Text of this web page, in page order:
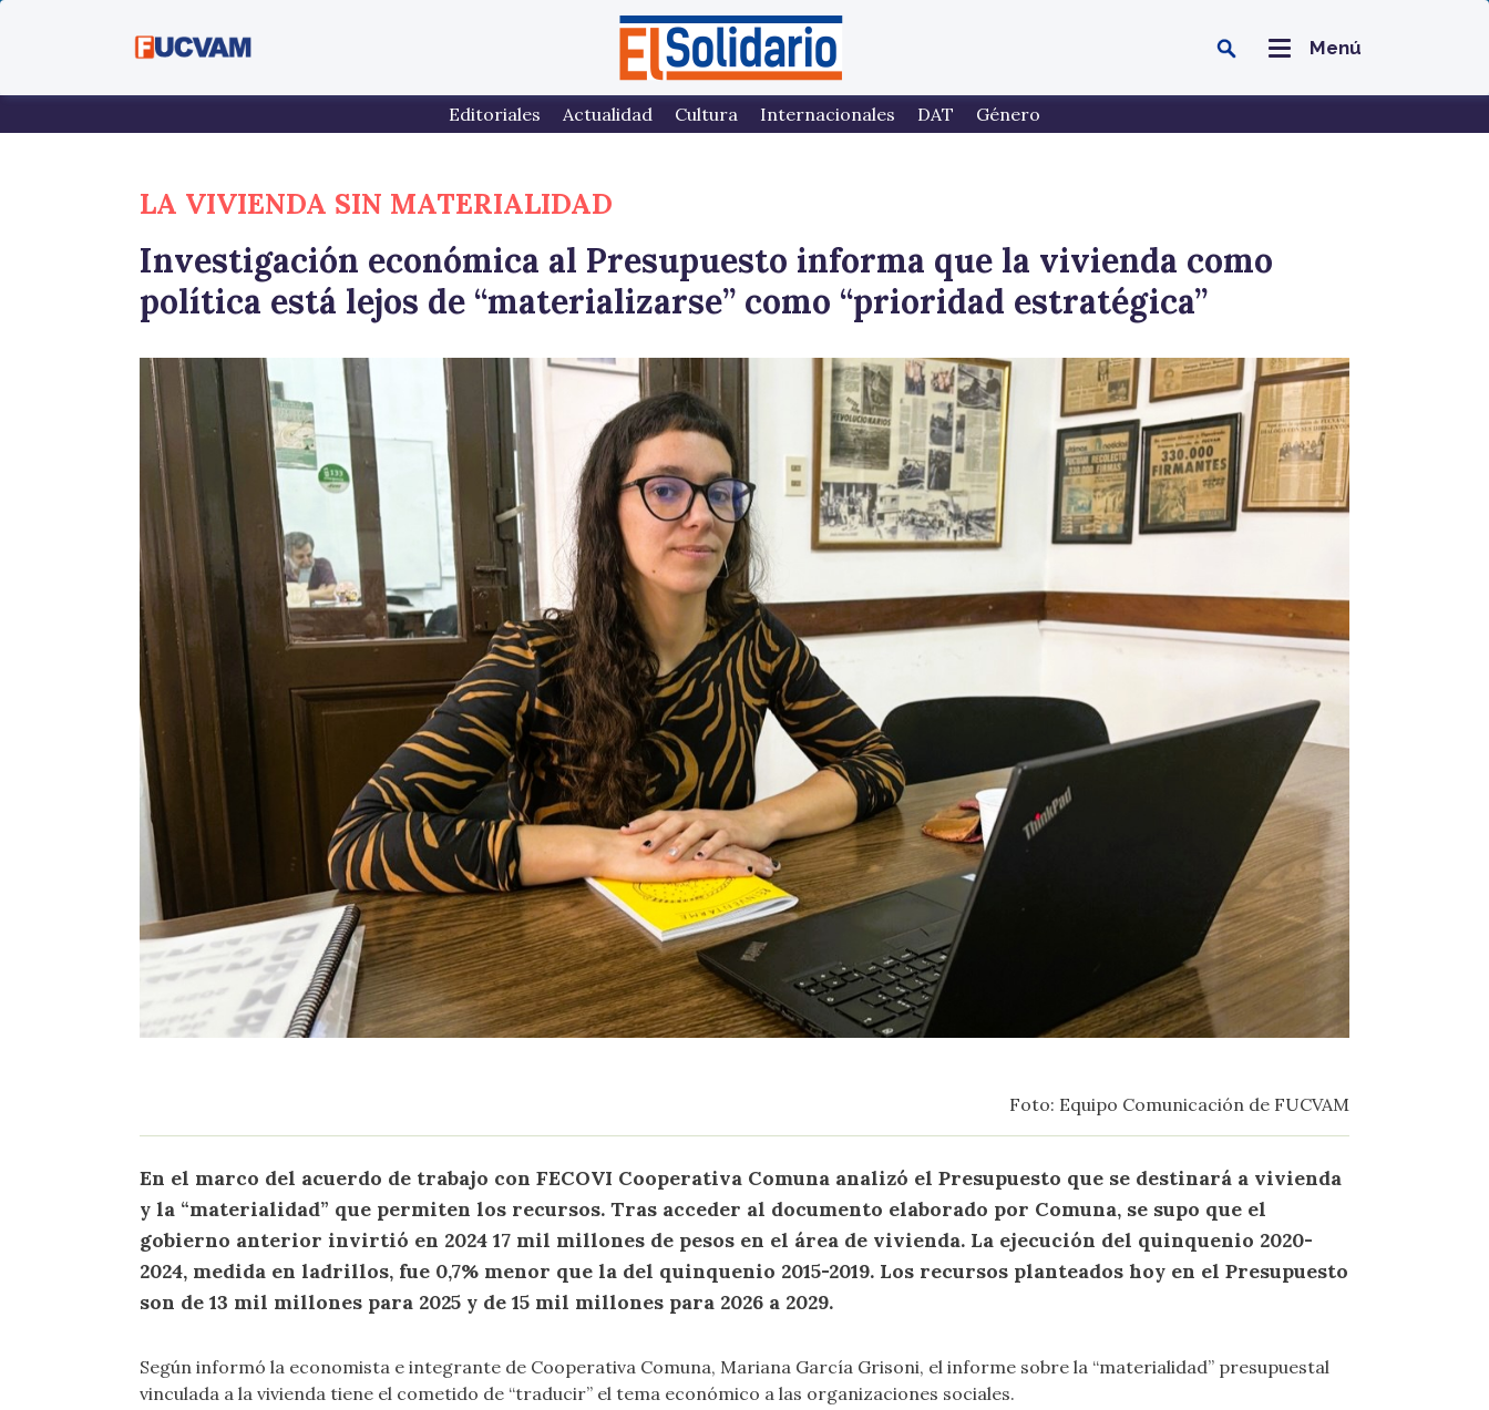
Menú
Editoriales Actualidad Cultura Internacionales DAT Género
LA VIVIENDA SIN MATERIALIDAD
Investigación económica al Presupuesto informa que la vivienda como
política está lejos de “materializarse” como “prioridad estratégica”
Foto: Equipo Comunicación de FUCVAM
En el marco del acuerdo de trabajo con FECOVI Cooperativa Comuna analizó el Presupuesto que se destinará a vivienda
y la “materialidad” que permiten los recursos. Tras acceder al documento elaborado por Comuna, se supo que el
gobierno anterior invirtió en 2024 17 mil millones de pesos en el área de vivienda. La ejecución del quinquenio 2020-
2024, medida en ladrillos, fue 0,7% menor que la del quinquenio 2015-2019. Los recursos planteados hoy en el Presupuesto
son de 13 mil millones para 2025 y de 15 mil millones para 2026 a 2029.
Según informó la economista e integrante de Cooperativa Comuna, Mariana García Grisoni, el informe sobre la “materialidad” presupuestal
vinculada a la vivienda tiene el cometido de “traducir” el tema económico a las organizaciones sociales.